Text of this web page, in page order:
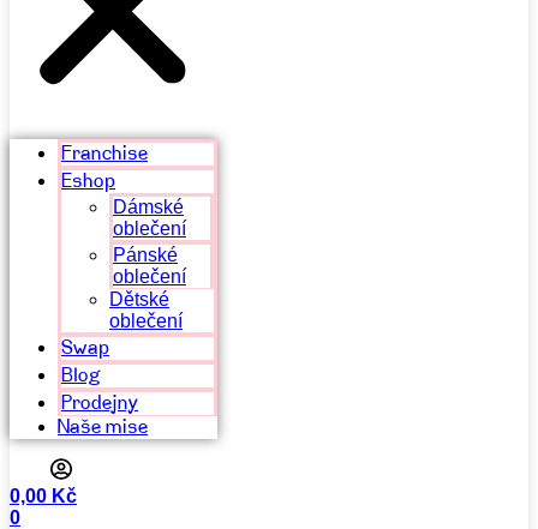
Franchise
Eshop
Dámské
oblečení
Pánské
oblečení
Dětské
oblečení
Swap
Blog
Prodejny
Naše mise
0,00 Kč
0